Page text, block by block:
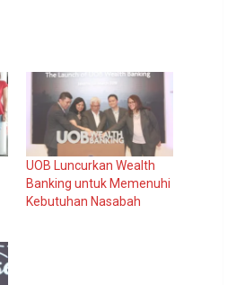
UOB Luncurkan Wealth
Banking untuk Memenuhi
Kebutuhan Nasabah